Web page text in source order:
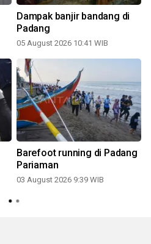
Dampak banjir bandang di
Padang
05 August 2026 10:41 WIB
Barefoot running di Padang
Pariaman
03 August 2026 9:39 WIB